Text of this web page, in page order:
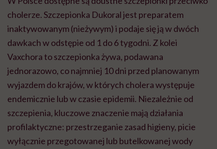
cholerze. Szczepionka Dukoral jest preparatem
inaktywowanym (nieżywym) i podaje się ją w dwóch
dawkach w odstępie od 1 do 6 tygodni. Z kolei
Vaxchora to szczepionka żywa, podawana
jednorazowo, co najmniej 10 dni przed planowanym
wyjazdem do krajów, w których cholera występuje
endemicznie lub w czasie epidemii. Niezależnie od
szczepienia, kluczowe znaczenie mają działania
profilaktyczne: przestrzeganie zasad higieny, picie
wyłącznie przegotowanej lub butelkowanej wody